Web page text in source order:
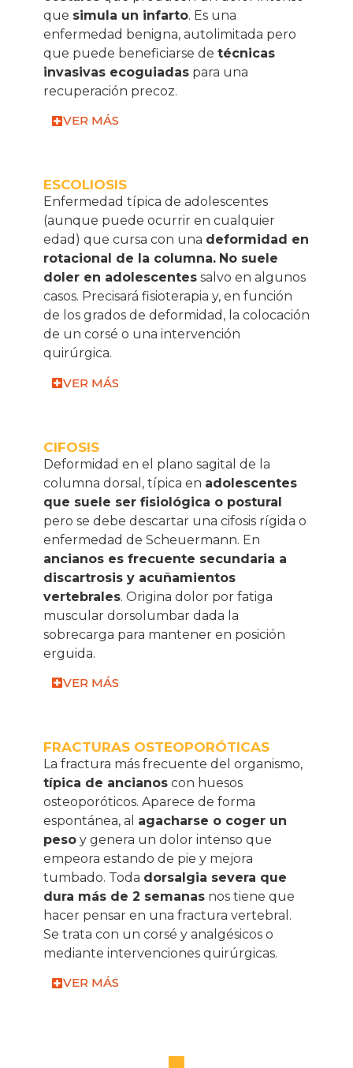
que simula un infarto. Es una
enfermedad benigna, autolimitada pero
que puede beneficiarse de técnicas
invasivas ecoguiadas para una
recuperación precoz.
VER MÁS
ESCOLIOSIS
Enfermedad típica de adolescentes
(aunque puede ocurrir en cualquier
edad) que cursa con una deformidad en
rotacional de la columna. No suele
doler en adolescentes salvo en algunos
casos. Precisará fisioterapia y, en función
de los grados de deformidad, la colocación
de un corsé o una intervención
quirúrgica.
VER MÁS
CIFOSIS
Deformidad en el plano sagital de la
columna dorsal, típica en adolescentes
que suele ser fisiológica o postural
pero se debe descartar una cifosis rígida o
enfermedad de Scheuermann. En
ancianos es frecuente secundaria a
discartrosis y acuñamientos
vertebrales. Origina dolor por fatiga
muscular dorsolumbar dada la
sobrecarga para mantener en posición
erguida.
VER MÁS
FRACTURAS OSTEOPORÓTICAS
La fractura más frecuente del organismo,
típica de ancianos con huesos
osteoporóticos. Aparece de forma
espontánea, al agacharse o coger un
peso y genera un dolor intenso que
empeora estando de pie y mejora
tumbado. Toda dorsalgia severa que
dura más de 2 semanas nos tiene que
hacer pensar en una fractura vertebral.
Se trata con un corsé y analgésicos o
mediante intervenciones quirúrgicas.
VER MÁS